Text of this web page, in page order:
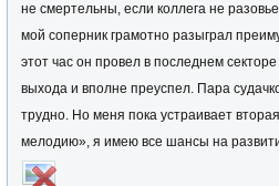
не смертельны, если коллега не
мой соперник грамотно разыграл
этот час он провел в последнем
выхода и вполне преуспел. Пара
трудно. Но меня пока устраивает
мелодию», я имею все шансы на